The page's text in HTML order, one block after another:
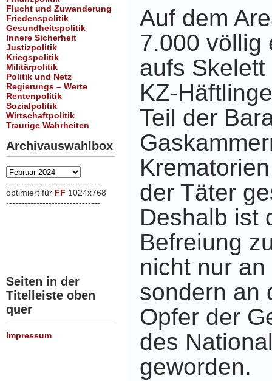
Flucht und Zuwanderung
Friedenspolitik
Gesundheitspolitik
Innere Sicherheit
Justizpolitik
Kriegspolitik
Militärpolitik
Politik und Netz
Regierungs – Werte
Rentenpolitik
Sozialpolitik
Wirtschaftpolitik
Traurige Wahrheiten
Archivauswahlbox
Archivauswahlbox
-------------------------------
optimiert für FF 1024x768
-------------------------------
Seiten in der
Titelleiste oben
quer
Impressum
Auf dem
7.000 völlig
aufs
KZ-
Teil der
der Täter
Deshalb ist
Befreiung
nicht nur
sondern an
Opfer der
des
geworden.